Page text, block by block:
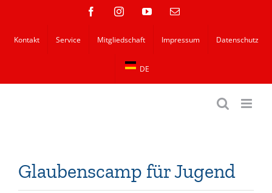
springen
FacebookInstagramYouTubeE-
Kontakt Service Mitgliedschaft Impressum Datenschutz
DE
Glaubenscamp für Jugend